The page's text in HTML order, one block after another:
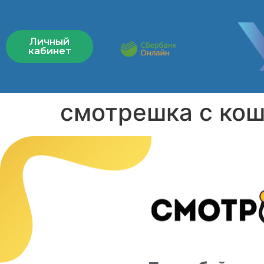
Личный
кабинет
смотрешка с